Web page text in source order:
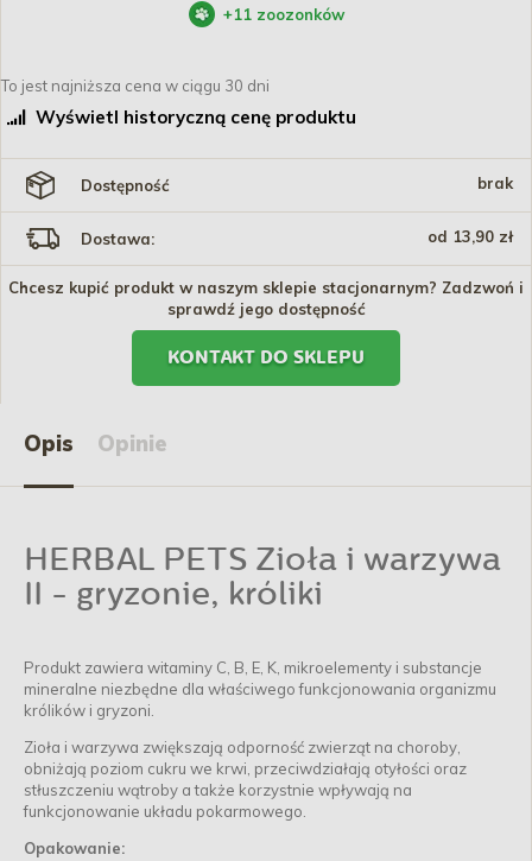
+11 zoozonków
To jest najniższa cena w ciągu 30 dni
Wyświetl historyczną cenę produktu
Dostępność brak
Dostawa: od 13,90 zł
Chcesz kupić produkt w naszym sklepie stacjonarnym? Zadzwoń i
sprawdź jego dostępność
KONTAKT DO SKLEPU
Opis Opinie
HERBAL PETS Zioła i warzywa
II - gryzonie, króliki
Produkt zawiera witaminy C, B, E, K, mikroelementy i substancje
mineralne niezbędne dla właściwego funkcjonowania organizmu
królików i gryzoni.
Zioła i warzywa zwiększają odporność zwierząt na choroby,
obniżają poziom cukru we krwi, przeciwdziałają otyłości oraz
stłuszczeniu wątroby a także korzystnie wpływają na
funkcjonowanie układu pokarmowego.
Opakowanie: